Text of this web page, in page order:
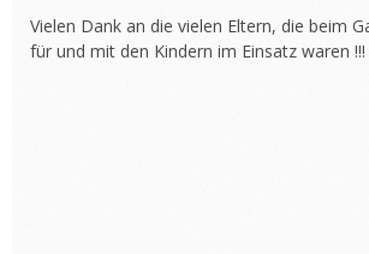
Vielen Dank an die vielen Eltern, die beim
für und mit den Kindern im Einsatz waren !!!